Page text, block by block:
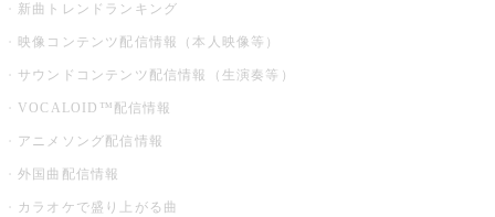
新曲トレンドランキング
映像コンテンツ配信情報（本人映像等）
サウンドコンテンツ配信情報（生演奏等）
VOCALOID™配信情報
アニメソング配信情報
外国曲配信情報
カラオケで盛り上がる曲